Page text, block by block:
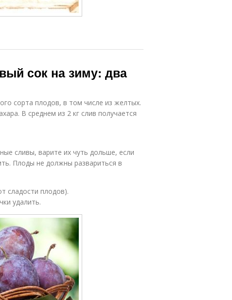
сок на зиму: два
сорта плодов, в том числе из желтых.
В среднем из 2 кг слив получается
сливы, варите их чуть дольше, если
Плоды не должны развариться в
сладости плодов).
удалить.